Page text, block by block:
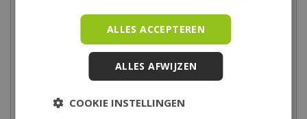
Santaville Houten Chalet
ALLES ACCEPTEREN
ALLES AFWIJZEN
COOKIE INSTELLINGEN